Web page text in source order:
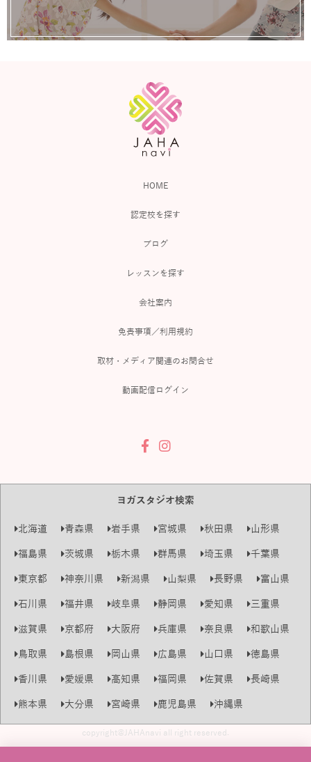
HOME
認定校を探す
ブログ
レッスンを探す
会社案内
免責事項／利用規約
取材・メディア関連のお問合せ
動画配信ログイン
ヨガスタジオ検索
北海道 青森県 岩手県 宮城県 秋田県
山形県
福島県
茨城県 栃木県 群馬県 埼玉県
千葉県
東京都
神奈川県 新潟県 山梨県 長野県
富山県
石川県
福井県 岐阜県 静岡県 愛知県
三重県
滋賀県
京都府 大阪府 兵庫県 奈良県
和歌山県
鳥取県
島根県 岡山県 広島県 山口県
徳島県
香川県
愛媛県 高知県 福岡県 佐賀県
長崎県
熊本県
大分県 宮崎県 鹿児島県 沖縄県
copyright@JAHAnavi all right reserved.